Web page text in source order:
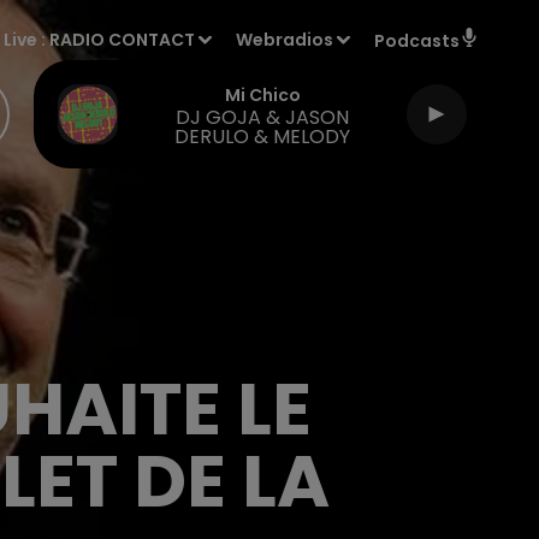
Live :RADIO CONTACT Webradios Podcasts
Mi Chico
DJ GOJA & JASON
DERULO & MELODY
LE
DE LA